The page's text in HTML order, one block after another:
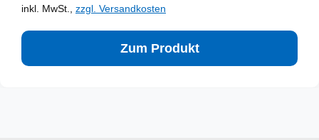
inkl. MwSt., zzgl. Versandkosten
Zum Produkt